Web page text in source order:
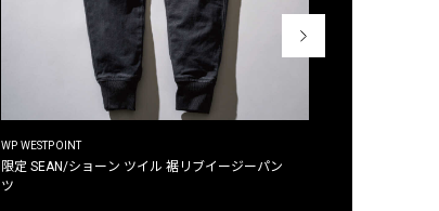
WP WESTPOINT
限定 SEAN/ショーン ツイル 裾リブイージーパン
ツ